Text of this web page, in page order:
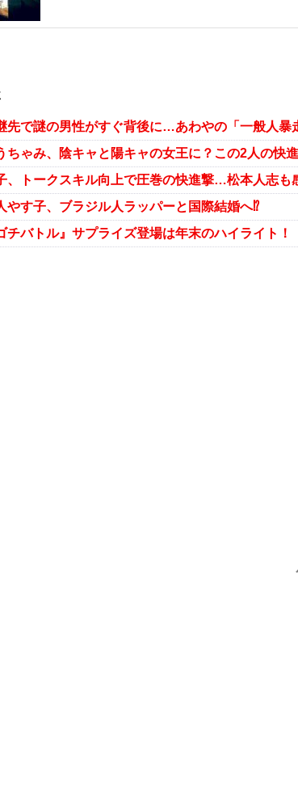
先で謎の男性がすぐ背後に…あわやの「一般人暴
やす子、ブラジル人ラッパーと国際結婚へ⁉